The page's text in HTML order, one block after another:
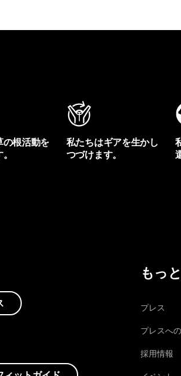
の根活動を
私たちはギアを生かし
つづけます。
もっ
プレス
プレスへ
採用情報